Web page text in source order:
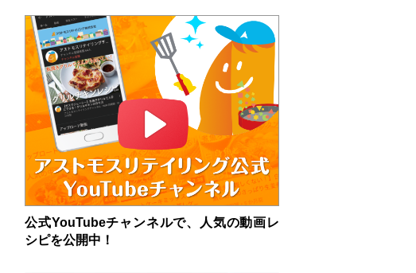
公式YouTubeチャンネルで、人気の動画レ
シピを公開中！